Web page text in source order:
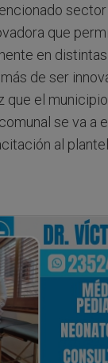
que
en
de ser
que el
se va a
al